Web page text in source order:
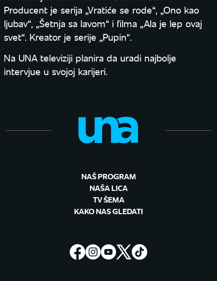
Producent je serija „Vratiće se rode“, „Ono kao
ljubav“, „Šetnja sa lavom“ i filma „Ala je lep ovaj
svet“. Kreator je serije „Pupin“.
Na UNA televiziji planira da uradi najbolje
intervjue u svojoj karijeri.
NAŠ PROGRAM
NAŠA LICA
TV ŠEMA
KAKO NAS GLEDATI